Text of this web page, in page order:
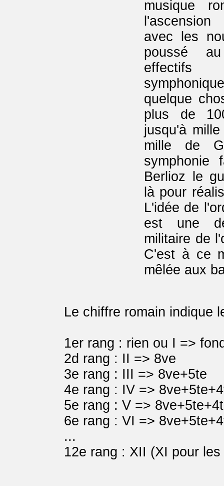
musique
avec les
poussé
effectifs
quelque
plus de
jusqu'à
mille de
symphonie
Berlioz le
là pour
L'idée de
est une
militaire de
C'est à ce
mêlée aux
Le chiffre romain indique
1er rang : rien ou I =>
2d rang : II => 8ve
3e rang : III => 8ve+5te
4e rang : IV =>
5e rang : V =>
6e rang : VI =>
...
12e rang : XII (XI pour